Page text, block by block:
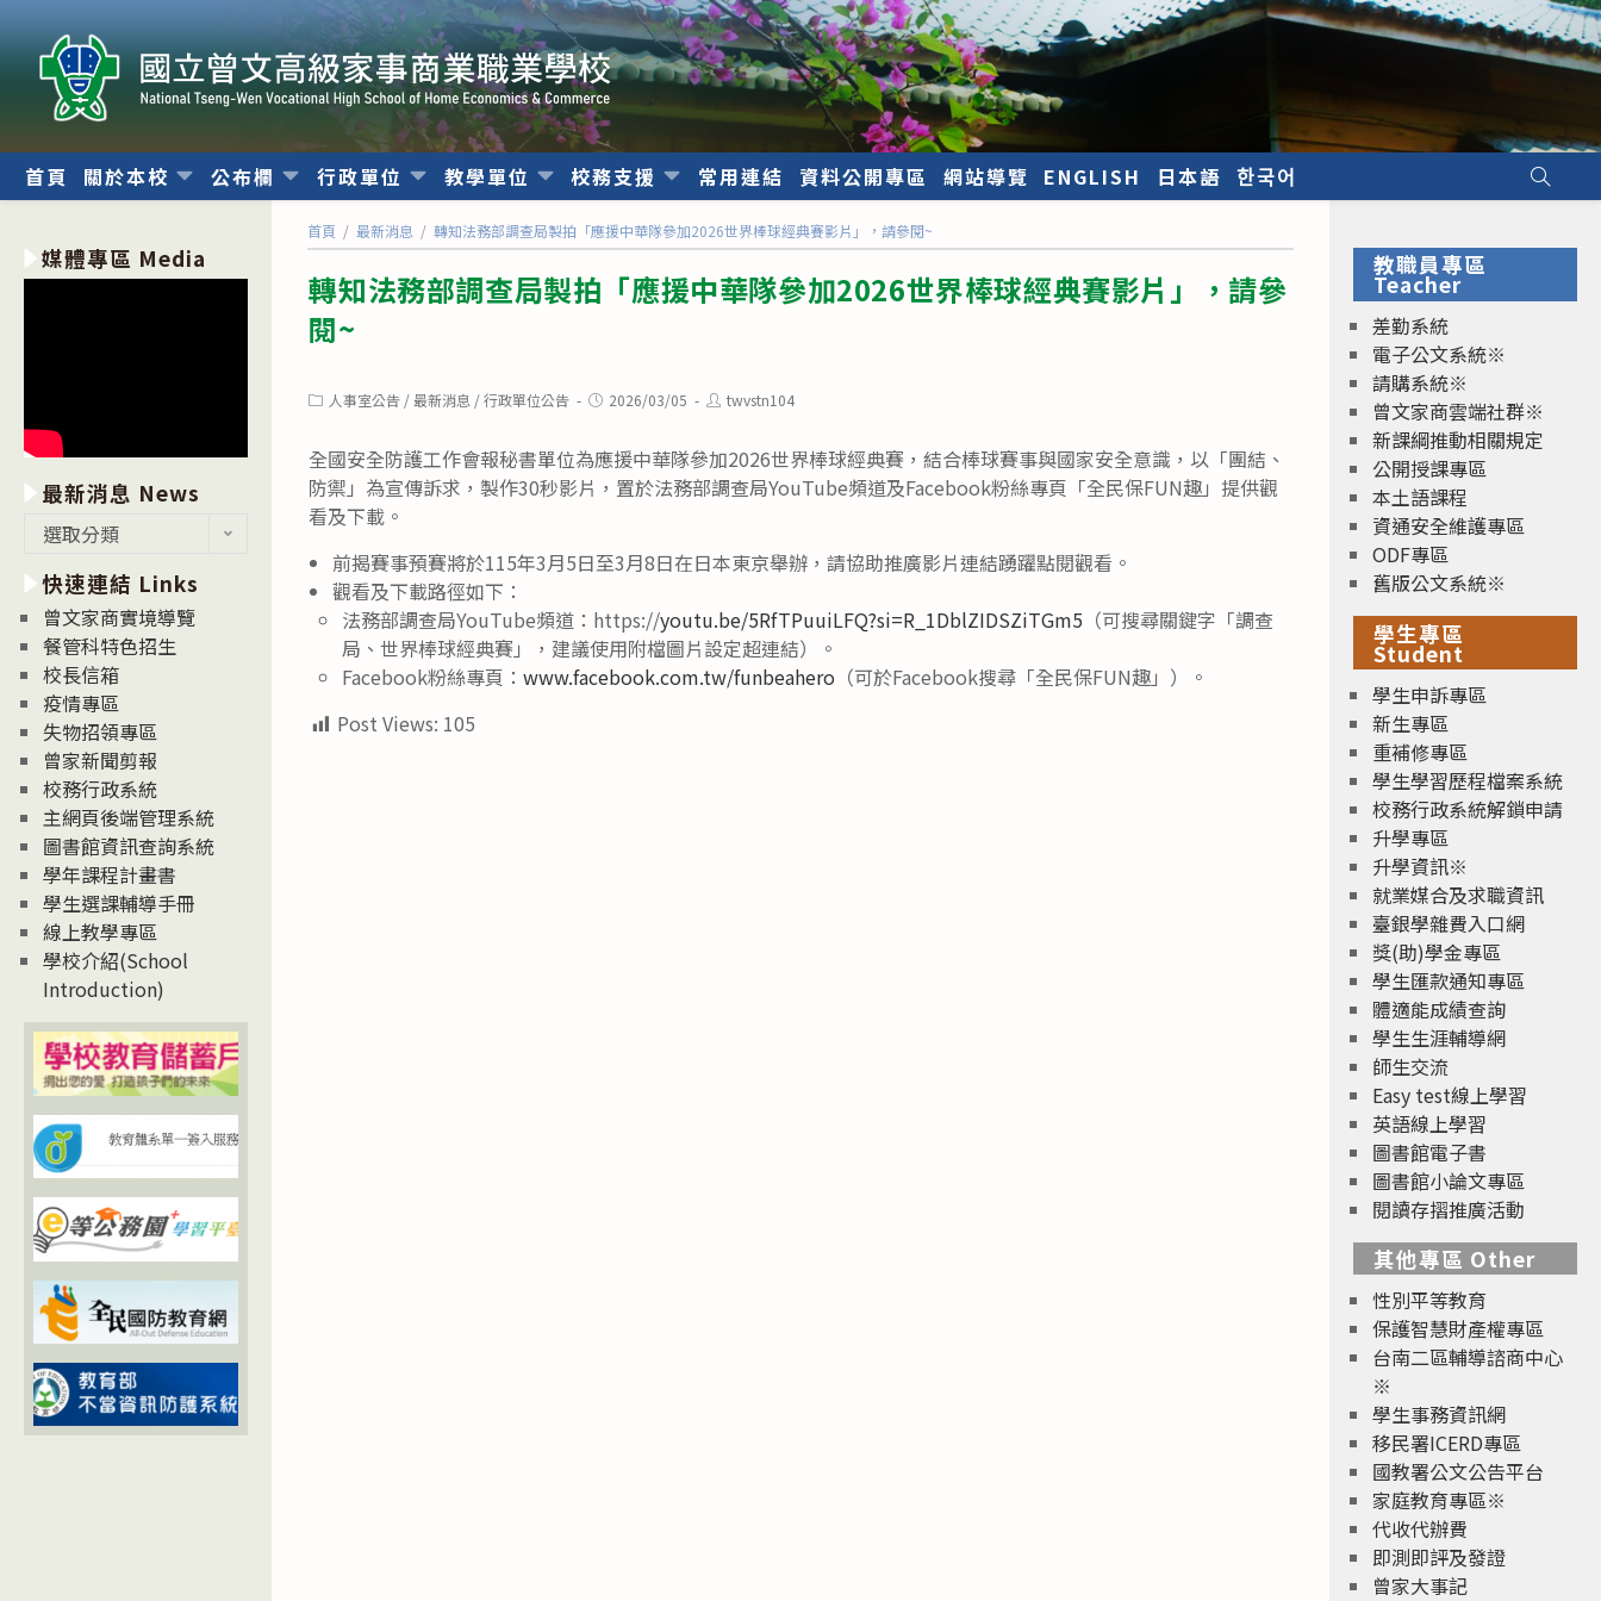
轉
內
首頁 關於本校 公布欄 行政單位 教學單位 校務支援 常用連結 資料公開專區 網站導覽 ENGLISH 日本語 한국어
首頁 / 最新消息 / 轉知法務部調查局製拍「應援中華隊參加2026世界棒球經典賽影片」，請參閱~
轉知法務部調查局製拍「應援中華隊參加2026世界棒球經典賽影片」，請參
閱~
Post人事室公告 / 最新消息 / 行政單位公告
Post2026/03/05
Posttwvstn104
全國安全防護工作會報秘書單位為應援中華隊參加2026世界棒球經典賽，結合棒球賽事與國家安全意識，以「團結、
防禦」為宣傳訴求，製作30秒影片，置於法務部調查局YouTube頻道及Facebook粉絲專頁「全民保FUN趣」提供觀
看及下載。
前揭賽事預賽將於115年3月5日至3月8日在日本東京舉辦，請協助推廣影片連結踴躍點閱觀看。
觀看及下載路徑如下：
法務部調查局YouTube頻道：https://youtu.be/5RfTPuuiLFQ?si=R_1DblZIDSZiTGm5 （可搜尋關鍵字「調查
局、世界棒球經典賽」，建議使用附檔圖片設定超連結）。
Facebook粉絲專頁：www.facebook.com.tw/funbeahero （可於Facebook搜尋「全民保FUN趣」）。
Post Views: 105
媒體專區 Media
最新消息 News
消
息
News
選取分類
快速連結 Links
曾文家商實境導覽
餐管科特色招生
校長信箱
疫情專區
失物招領專區
曾家新聞剪報
校務行政系統
主網頁後端管理系統
圖書館資訊查詢系統
學年課程計畫書
學生選課輔導手冊
線上教學專區
學校介紹(School
Introduction)
教職員專區
Teacher
差勤系統
電子公文系統※
請購系統※
曾文家商雲端社群※
新課綱推動相關規定
公開授課專區
本土語課程
資通安全維護專區
ODF專區
舊版公文系統※
學生專區
Student
學生申訴專區
新生專區
重補修專區
學生學習歷程檔案系統
校務行政系統解鎖申請
升學專區
升學資訊※
就業媒合及求職資訊
臺銀學雜費入口網
獎(助)學金專區
學生匯款通知專區
體適能成績查詢
學生生涯輔導網
師生交流
Easy test線上學習
英語線上學習
圖書館電子書
圖書館小論文專區
閱讀存摺推廣活動
其他專區 Other
性別平等教育
保護智慧財產權專區
台南二區輔導諮商中心
※
學生事務資訊網
移民署ICERD專區
國教署公文公告平台
家庭教育專區※
代收代辦費
即測即評及發證
曾家大事記